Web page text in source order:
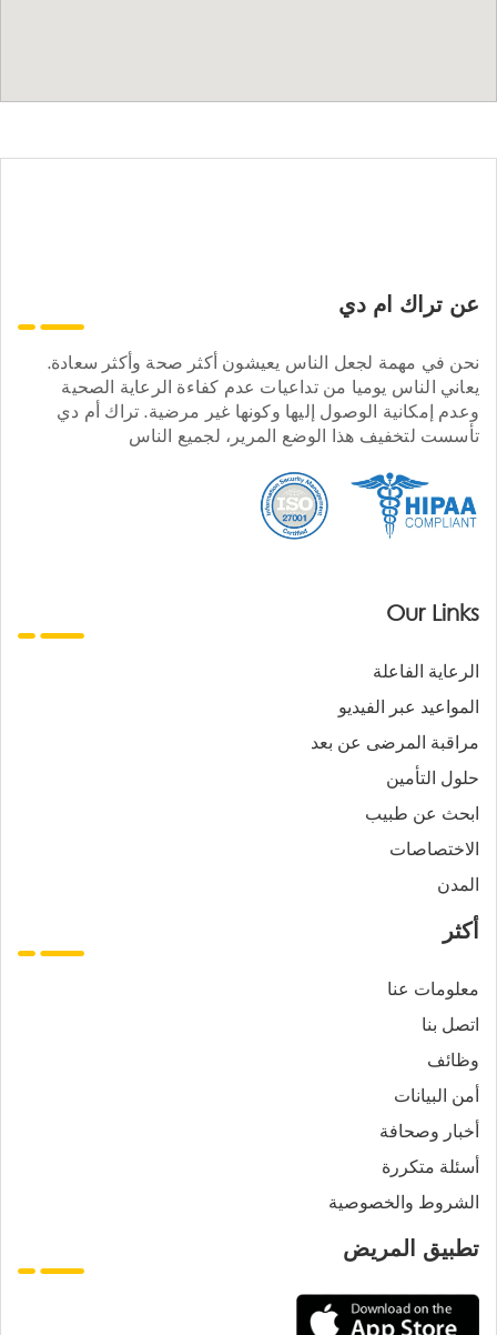
عن تراك ام دي
نحن في مهمة لجعل الناس يعيشون أكثر صحة وأكثر سعادة.
يعاني الناس يوميا من تداعيات عدم كفاءة الرعاية الصحية
وعدم إمكانية الوصول إليها وكونها غير مرضية. تراك أم دي
تأسست لتخفيف هذا الوضع المرير، لجميع الناس
Our Links
الرعاية الفاعلة
المواعيد عبر الفيديو
مراقبة المرضى عن بعد
حلول التأمين
ابحث عن طبيب
الاختصاصات
المدن
أكثر
معلومات عنا
اتصل بنا
وظائف
أمن البيانات
أخبار وصحافة
أسئلة متكررة
الشروط والخصوصية
تطبيق المريض